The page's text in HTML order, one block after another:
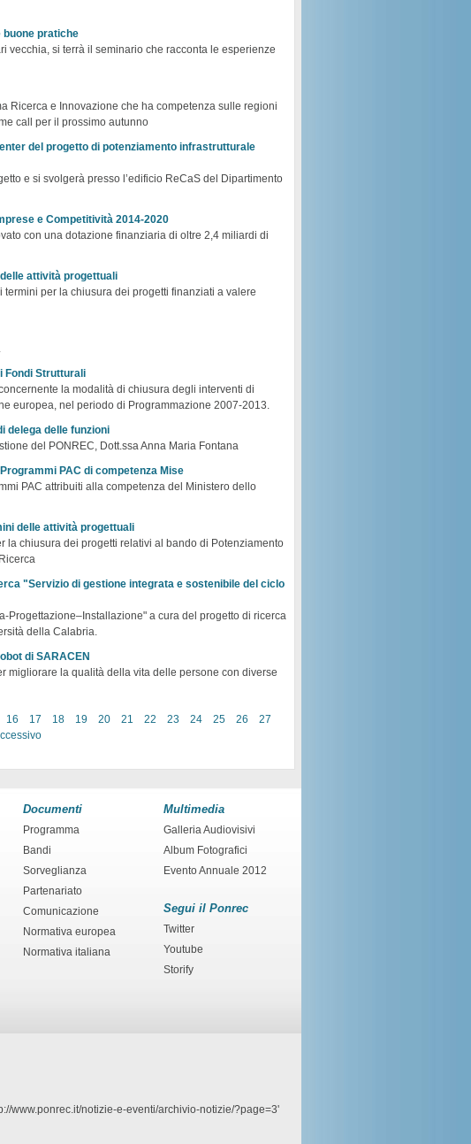
buone pratiche
vecchia, si terrà il seminario che racconta le esperienze
Ricerca e Innovazione che ha competenza sulle regioni
call per il prossimo autunno
del progetto di potenziamento infrastrutturale
e si svolgerà presso l’edificio ReCaS del Dipartimento
e Competitività 2014-2020
con una dotazione finanziaria di oltre 2,4 miliardi di
attività progettuali
per la chiusura dei progetti finanziati a valere
Fondi Strutturali
la modalità di chiusura degli interventi di
europea, nel periodo di Programmazione 2007-2013.
delega delle funzioni
del PONREC, Dott.ssa Anna Maria Fontana
PAC di competenza Mise
PAC attribuiti alla competenza del Ministero dello
delle attività progettuali
chiusura dei progetti relativi al bando di Potenziamento
"Servizio di gestione integrata e sostenibile del ciclo
a cura del progetto di ricerca
della Calabria.
di SARACEN
migliorare la qualità della vita delle persone con diverse
16 17 18 19 20 21 22 23 24 25 26
27
Documenti
Programma
Bandi
Sorveglianza
Partenariato
Comunicazione
Normativa europea
Normativa italiana
Multimedia
Galleria Audiovisivi
Album Fotografici
Evento Annuale 2012
Segui il Ponrec
Twitter
Youtube
Storify